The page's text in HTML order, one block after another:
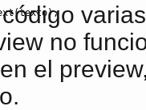
(texto);
no
el